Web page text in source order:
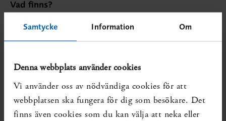
Samtycke Information Om
Denna webbplats använder cookies
Vi använder oss av nödvändiga cookies för att
webbplatsen ska fungera för dig som besökare. Det
finns även cookies som du kan välja att neka eller
Vad finns?
Systematiska översikter som visar på kunskapsluckan:
SBU. Arbetsmiljöns betydelse för besvär och sjukdom
beredning för medicinsk och social utvärdering (SBU);
2022. SBU Utvärderar 349.Mer om översikten
Ej uppdaterade systematiska översikter som visar på
kunskapsluckan: